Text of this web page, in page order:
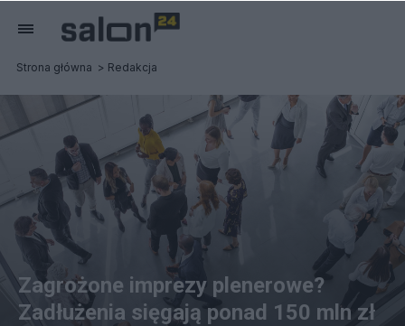
Strona główna Redakcja
Zagrożone imprezy plenerowe?
Zadłużenia sięgają ponad 150 mln zł